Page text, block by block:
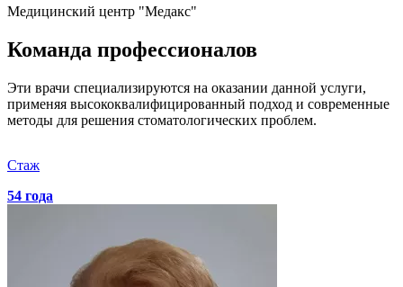
Медицинский центр "Медакс"
Команда профессионалов
Эти врачи специализируются на оказании данной услуги,
применяя высококвалифицированный подход и современные
методы для решения стоматологических проблем.
Стаж
54 года